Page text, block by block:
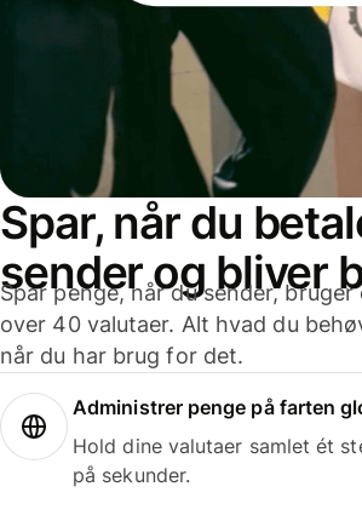
Spar, når du
sender og bliver
Spar penge, når du sender,
over 40 valutaer. Alt hvad du
når du har brug for det.
Administrer penge på farten
Hold dine valutaer samlet ét
på sekunder.